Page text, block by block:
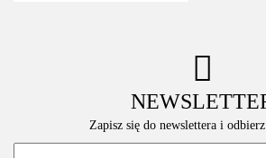
Zapisz się do newslettera i